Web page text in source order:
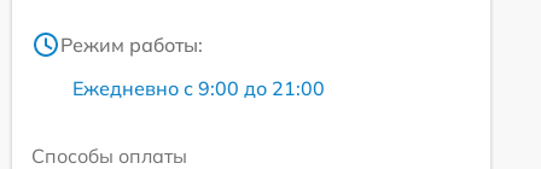
Режим работы:
Ежедневно с 9:00 до 21:00
Способы оплаты